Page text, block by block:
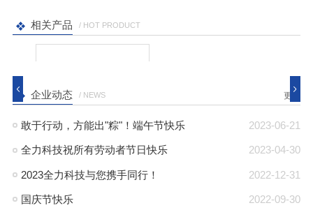
相关产品 / HOT PRODUCT
企业动态 / NEWS 更多
2023-06-21
敢于行动，方能出"粽"！端午节快乐
2023-04-30
全力科技祝所有劳动者节日快乐
2022-12-31
2023全力科技与您携手同行！
2022-09-30
国庆节快乐